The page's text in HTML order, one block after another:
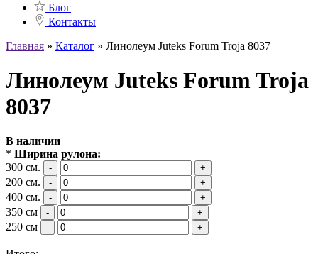
Блог
Контакты
Главная » Каталог » Линолеум Juteks Forum Troja 8037
Линолеум Juteks Forum Troja
8037
В наличии
* Ширина рулона:
300 см.
- +
200 см. - +
400 см. - +
350 см - +
250 см - +